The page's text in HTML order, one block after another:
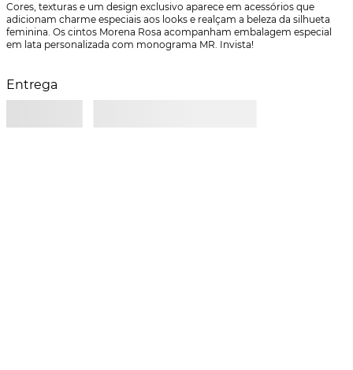
Cores, texturas e um design exclusivo aparece em acessórios que
adicionam charme especiais aos looks e realçam a beleza da silhueta
feminina. Os cintos Morena Rosa acompanham embalagem especial
em lata personalizada com monograma MR. Invista!
Entrega